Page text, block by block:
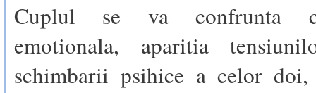
Cuplul se va confrunta
emotionala, aparitia
schimbarii psihice a celor doi,